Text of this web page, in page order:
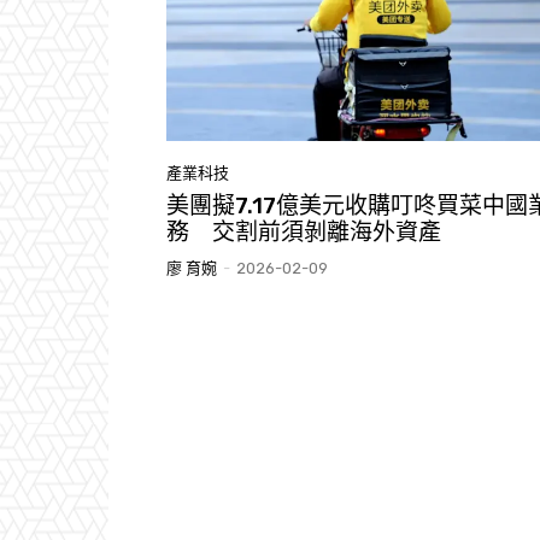
產業科技
美團擬7.17億美元收購叮咚買菜中國
務 交割前須剝離海外資產
廖 育婉 - 2026-02-09